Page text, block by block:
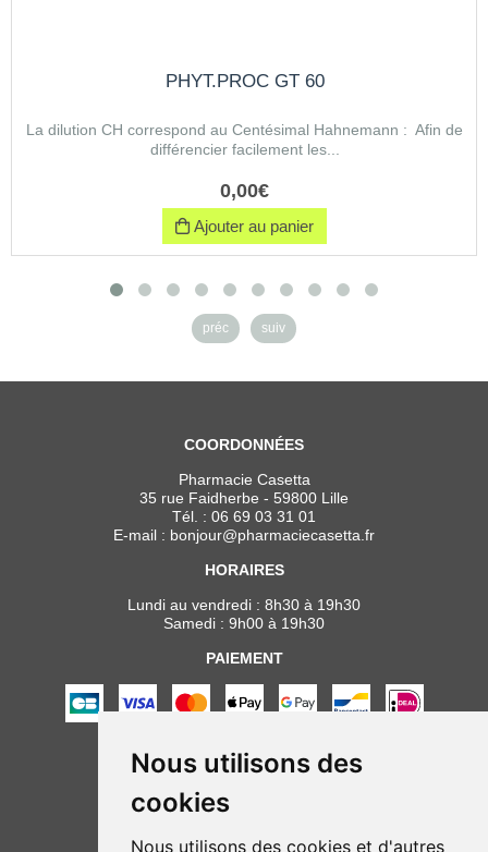
Nous utilisons des
cookies
Nous utilisons des cookies et d'autres
PHYT.PROC GT 60
La dilution CH correspond au Centésimal Hahnemann : Afin de
différencier facilement les...
0,00€
Ajouter au panier
préc suiv
COORDONNÉES
Pharmacie Casetta
35 rue Faidherbe - 59800 Lille
Tél. : 06 69 03 31 01
E-mail : bonjour@pharmaciecasetta.fr
HORAIRES
Lundi au vendredi : 8h30 à 19h30
Samedi : 9h00 à 19h30
PAIEMENT
NOUS SUIVRE